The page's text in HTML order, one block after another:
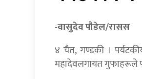
-वासुदेव पौडेल/रासस
४ चैत, गण्डकी ।
महादेवलगायत गुफाहरूले